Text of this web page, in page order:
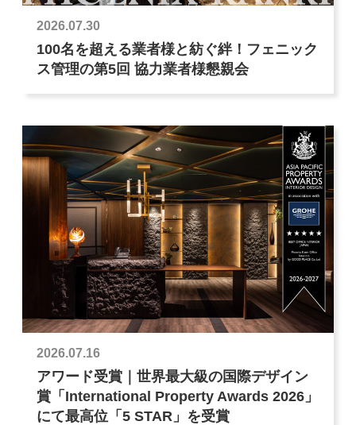
2026.07.30
100名を超える業者様と紡ぐ絆！フェニック
ス管理の第5回 協力業者様懇親会
2026.07.16
アワード受賞｜世界最大級の国際デザイン
賞「International Property Awards 2026」
にて最高位「5 STAR」を受賞